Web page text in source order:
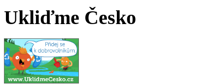
Ukliďme Česko